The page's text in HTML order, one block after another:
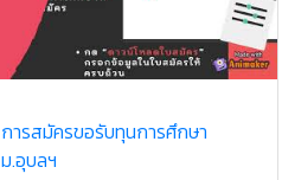
การสมัครขอรับทุนการศึกษา
ม.อุบลฯ